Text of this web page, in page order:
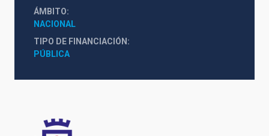
ÁMBITO
NACIONAL
TIPO DE FINANCIACIÓN
PÚBLICA